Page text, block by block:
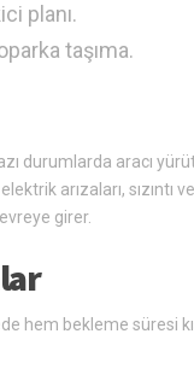
planı.
taşıma.
durumlarda aracı
arızaları, sızıntı
girer.
hem bekleme süresi